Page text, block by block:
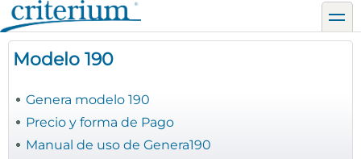
Pasar
al
contenido
principal
Modelo 190
Genera modelo 190
Precio y forma de Pago
Manual de uso de Genera190